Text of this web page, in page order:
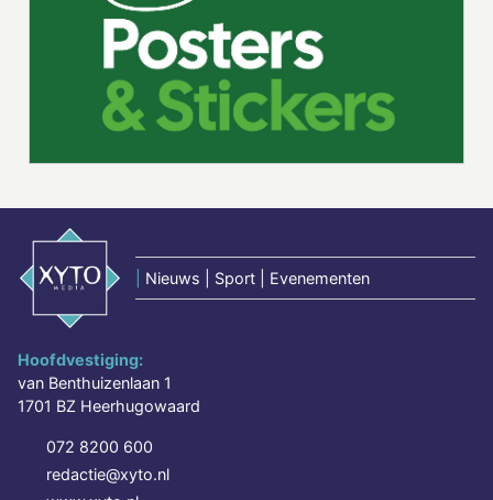
Nieuws | Sport | Evenementen
Hoofdvestiging:
van Benthuizenlaan 1
1701 BZ Heerhugowaard
072 8200 600
redactie@xyto.nl